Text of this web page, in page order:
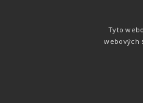
od společnosti MYLAPS. Tato
je používána na olympijských
Tyto
webových